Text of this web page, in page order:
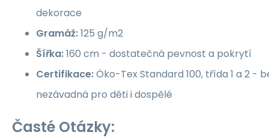
dekorace
Gramáž:125 g/m2
Šířka:160 cm - dostatečná pevnost a pokrytí
Certifikace:Öko-Tex Standard 100, třída 1 a 2 -
nezávadná pro děti i dospělé
Časté Otázky: